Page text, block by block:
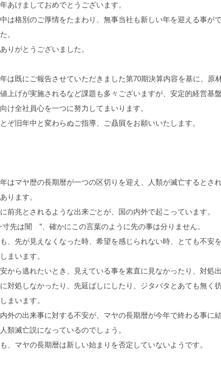
けましておめでとうございます。
は格別のご厚情をたまわり、無事当社も新しい年を迎える事が
。
りがとうございました。
既にご報告させていただきました第70期決算内容を基に、原
上げが実施されるなど課題も多々ございますが、安定的経営基
け全社員心を一つに努力してまいります。
ぞ旧年中と変わらぬご指導、ご贔屓をお願いいたします。
マヤ歴の長期暦が一つの区切りを迎え、人類が滅亡するとさ
ります。
前兆とされるような出来ごとが、国の内外で起こっています。
先は闇 ”、確かにこの言葉のように先の事は分りません。
、先が見えなくなった時、希望を感じられない時、とても不安
まいます。
ら逃れたいとき、見えている事を素直に見なかったり、対処
対処しなかったり、先延ばしにしたり、ジタバタとあても無く
まいます。
の出来事に対する不安が、マヤの長期暦が今年で終わる事に
類滅亡説になっているのでしょう。
マヤの長期暦は新しい始まりを否定していないようです。